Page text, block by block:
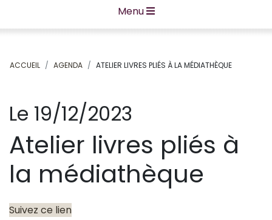
Menu
ACCUEIL AGENDA ATELIER LIVRES PLIÉS À LA MÉDIATHÈQUE
Le 19/12/2023
Atelier livres pliés à
la médiathèque
Suivez ce lien